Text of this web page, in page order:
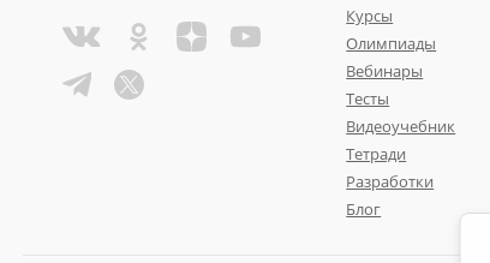
Курсы
Олимпиады
Вебинары
Тесты
Видеоучебник
Тетради
Разработки
Блог